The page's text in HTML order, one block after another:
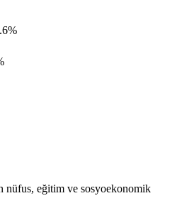
%
nüfus, eğitim ve sosyoekonomik